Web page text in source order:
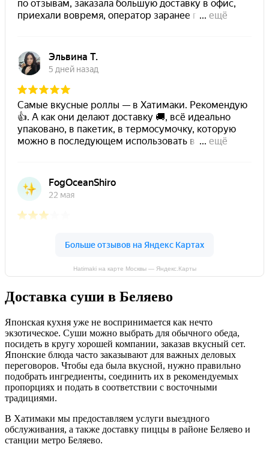
Hatimaki на карте Москвы — Яндекс.Карты
Доставка суши в Беляево
Японская кухня уже не воспринимается как нечто
экзотическое. Суши можно выбрать для обычного обеда,
посидеть в кругу хорошей компании, заказав вкусный сет.
Японские блюда часто заказывают для важных деловых
переговоров. Чтобы еда была вкусной, нужно правильно
подобрать ингредиенты, соединить их в рекомендуемых
пропорциях и подать в соответствии с восточными
традициями.
В Хатимаки мы предоставляем услуги выездного
обслуживания, а также доставку пиццы в районе Беляево и
станции метро Беляево.